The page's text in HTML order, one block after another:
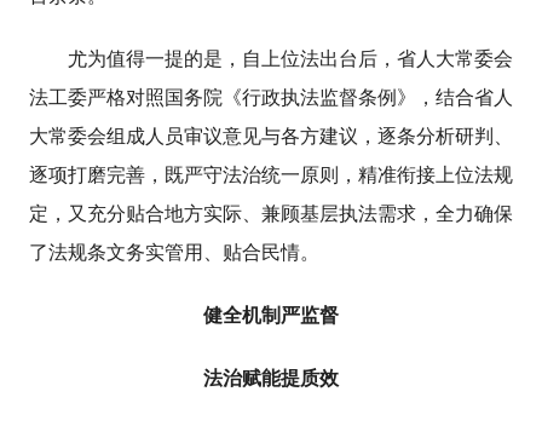
尤为值得一提的是，自上位法出台后，省人大常委会
法工委严格对照国务院《行政执法监督条例》，结合省人
大常委会组成人员审议意见与各方建议，逐条分析研判、
逐项打磨完善，既严守法治统一原则，精准衔接上位法规
定，又充分贴合地方实际、兼顾基层执法需求，全力确保
了法规条文务实管用、贴合民情。
健全机制严监督
法治赋能提质效